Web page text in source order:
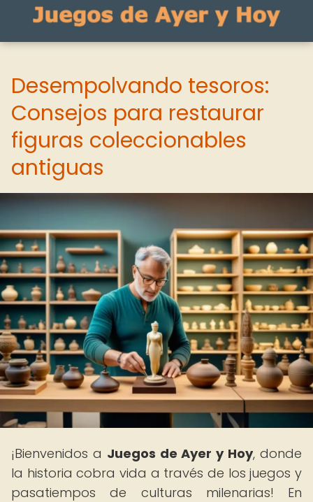
Desempolvando tesoros:
Consejos para restaurar
figuras coleccionables
antiguas
¡Bienvenidos a Juegos de Ayer y Hoy, donde
la historia cobra vida a través de los juegos y
pasatiempos de culturas milenarias! En